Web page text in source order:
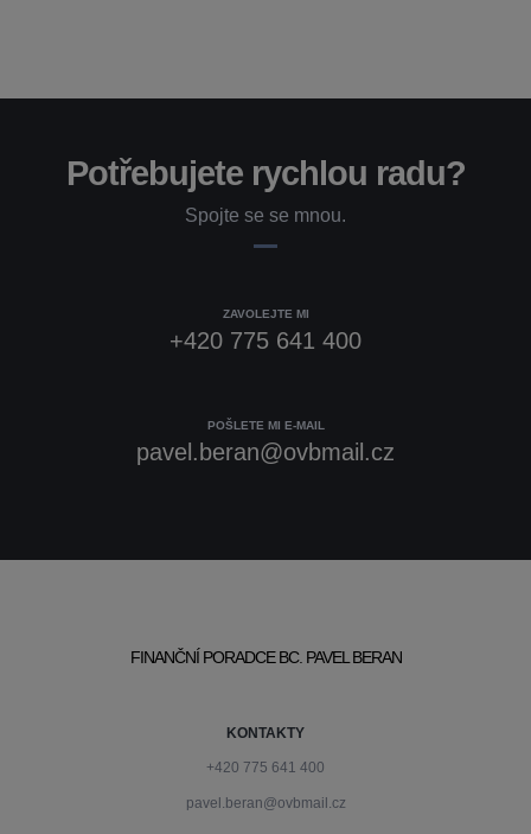
Potřebujete rychlou radu?
Spojte se se mnou.
ZAVOLEJTE MI
+420 775 641 400
POŠLETE MI E-MAIL
pavel.beran@ovbmail.cz
FINANČNÍ PORADCE BC. PAVEL BERAN
KONTAKTY
+420 775 641 400
pavel.beran@ovbmail.cz